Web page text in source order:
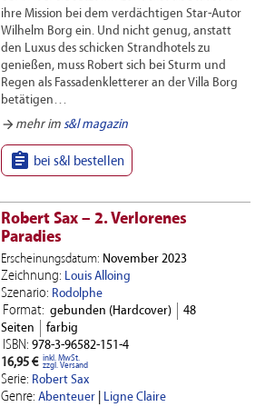
ihre Mission bei dem verdächtigen Star-Autor
Wilhelm Borg ein. Und nicht genug, anstatt
den Luxus des schicken Strandhotels zu
genießen, muss Robert sich bei Sturm und
Regen als Fassadenkletterer an der Villa Borg
betätigen…
arrow_forward mehr im s&l magazin
 bei s&l bestellen
Robert Sax – 2. Verlorenes
Paradies
Erscheinungsdatum: November 2023
Zeichnung: Louis Alloing
Szenario: Rodolphe
Format: gebunden (Hardcover)
48
Seiten
farbig
ISBN: 978-3-96582-151-4
16,95 € inkl. MwSt.
zzgl. Versand
Serie: Robert Sax
Genre: Abenteuer| Ligne Claire